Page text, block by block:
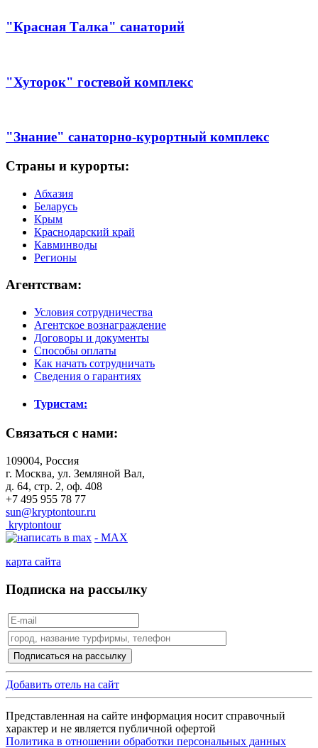
"Красная Талка" санаторий
"Хуторок" гостевой комплекс
"Знание" санаторно-курортный комплекс
Страны и курорты:
Абхазия
Беларусь
Крым
Краснодарский край
Кавминводы
Регионы
Агентствам:
Условия сотрудничества
Агентское вознаграждение
Договоры и документы
Способы оплаты
Как начать сотрудничать
Сведения о гарантиях
Туристам:
Связаться с нами:
109004, Россия
г. Москва, ул. Земляной Вал,
д. 64, стр. 2, оф. 408
+7 495 955 78 77
sun@kryptontour.ru
kryptontour
- MAX
карта сайта
Подписка на рассылку
Добавить отель на сайт
Представленная на сайте информация носит справочный
характер и не является публичной офертой
Политика в отношении обработки персональных данных